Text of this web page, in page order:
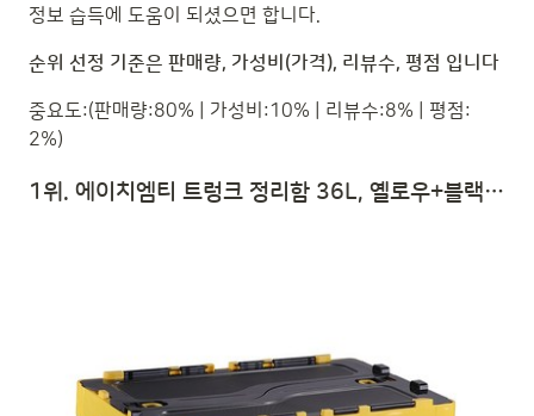
정보 습득에 도움이 되셨으면 합니다.
순위 선정 기준은 판매량, 가성비(가격), 리뷰수, 평점 입니다
중요도:(판매량:80% | 가성비:10% | 리뷰수:8% | 평점:
2%)
1위. 에이치엠티 트렁크 정리함 36L, 옐로우+블랙 | 자동차 트렁크 수납함